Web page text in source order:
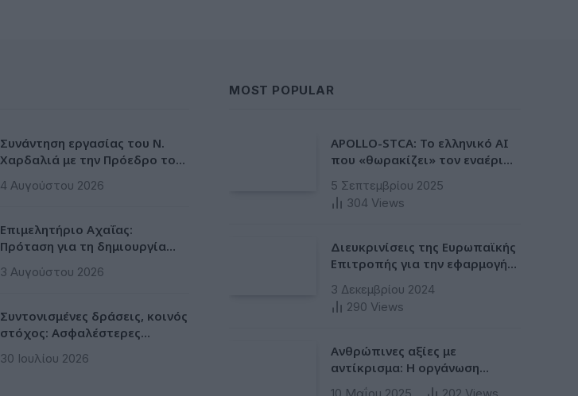
Συνάντηση εργασίας του Ν.
Χαρδαλιά με την Πρόεδρο του
4 Αυγούστου 2026
Επιμελητήριο Αχαΐας:
Πρόταση για τη δημιουργία
Δυτικής Ελλάδας
3 Αυγούστου 2026
Συντονισμένες δράσεις, κοινός
στόχος: Ασφαλέστερες
30 Ιουλίου 2026
MOST POPULAR
APOLLO-STCA: Το ελληνικό AI
που «θωρακίζει» τον εναέριο
ασφάλειας στα αεροδρόμια
5 Σεπτεμβρίου 2025
304 Views
Διευκρινίσεις της Ευρωπαϊκής
Επιτροπής για την εφαρμογή
Ευρωπαϊκή Ενωση
3 Δεκεμβρίου 2024
290 Views
Ανθρώπινες αξίες με
αντίκρισμα: Η οργάνωση
Humanity Greece ως πρότυπο